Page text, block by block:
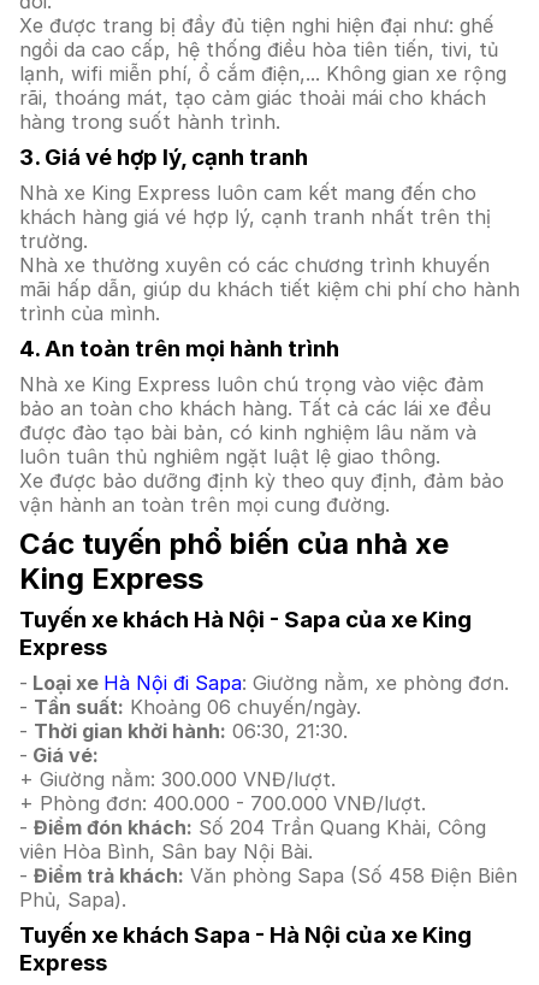
Xe được trang bị đầy đủ tiện nghi hiện đại như: ghế
ngồi da cao cấp, hệ thống điều hòa tiên tiến, tivi, tủ
lạnh, wifi miễn phí, ổ cắm điện,... Không gian xe rộng
rãi, thoáng mát, tạo cảm giác thoải mái cho khách
hàng trong suốt hành trình.
3. Giá vé hợp lý, cạnh tranh
Nhà xe King Express luôn cam kết mang đến cho
khách hàng giá vé hợp lý, cạnh tranh nhất trên thị
trường.
Nhà xe thường xuyên có các chương trình khuyến
mãi hấp dẫn, giúp du khách tiết kiệm chi phí cho hành
trình của mình.
4. An toàn trên mọi hành trình
Nhà xe King Express luôn chú trọng vào việc đảm
bảo an toàn cho khách hàng. Tất cả các lái xe đều
được đào tạo bài bản, có kinh nghiệm lâu năm và
luôn tuân thủ nghiêm ngặt luật lệ giao thông.
Xe được bảo dưỡng định kỳ theo quy định, đảm bảo
vận hành an toàn trên mọi cung đường.
Các tuyến phổ biến của nhà xe
King Express
Tuyến xe khách Hà Nội - Sapa của xe King
Express
- Loại xe Hà Nội đi Sapa: Giường nằm, xe phòng đơn.
- Tần suất: Khoảng 06 chuyến/ngày.
- Thời gian khởi hành: 06:30, 21:30.
- Giá vé:
+ Giường nằm: 300.000 VNĐ/lượt.
+ Phòng đơn: 400.000 - 700.000 VNĐ/lượt.
- Điểm đón khách: Số 204 Trần Quang Khải, Công
viên Hòa Bình, Sân bay Nội Bài.
- Điểm trả khách: Văn phòng Sapa (Số 458 Điện Biên
Phủ, Sapa).
Tuyến xe khách Sapa - Hà Nội của xe King
Express